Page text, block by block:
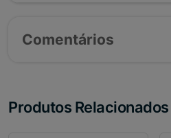
Comentários
Produtos Relacionados